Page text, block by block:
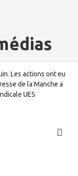
Les actions ont eu
de la Manche a
UES